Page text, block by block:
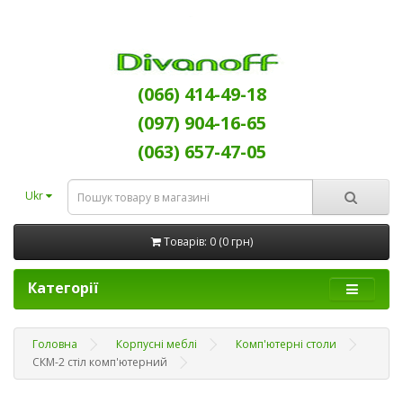
(066) 414-49-18
(097) 904-16-65
(063) 657-47-05
Ukr
Товарів: 0 (0 грн)
Категорії
Головна Корпусні меблі
Комп'ютерні столи
СКМ-2 стіл комп'ютерний